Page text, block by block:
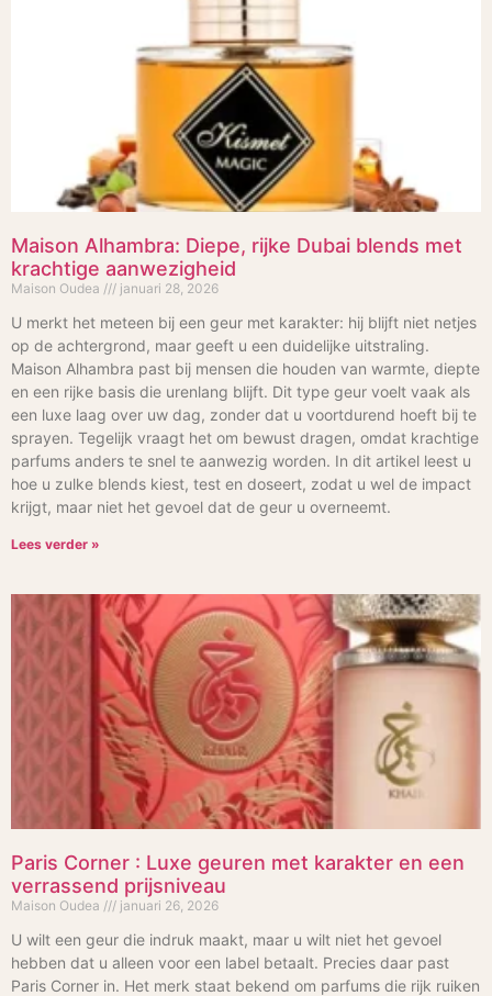
Maison Alhambra: Diepe, rijke Dubai blends met
krachtige aanwezigheid
Maison Oudea januari 28, 2026
U merkt het meteen bij een geur met karakter: hij blijft niet netjes
op de achtergrond, maar geeft u een duidelijke uitstraling.
Maison Alhambra past bij mensen die houden van warmte, diepte
en een rijke basis die urenlang blijft. Dit type geur voelt vaak als
een luxe laag over uw dag, zonder dat u voortdurend hoeft bij te
sprayen. Tegelijk vraagt het om bewust dragen, omdat krachtige
parfums anders te snel te aanwezig worden. In dit artikel leest u
hoe u zulke blends kiest, test en doseert, zodat u wel de impact
krijgt, maar niet het gevoel dat de geur u overneemt.
Lees verder »
Paris Corner : Luxe geuren met karakter en een
verrassend prijsniveau
Maison Oudea januari 26, 2026
U wilt een geur die indruk maakt, maar u wilt niet het gevoel
hebben dat u alleen voor een label betaalt. Precies daar past
Paris Corner in. Het merk staat bekend om parfums die rijk ruiken